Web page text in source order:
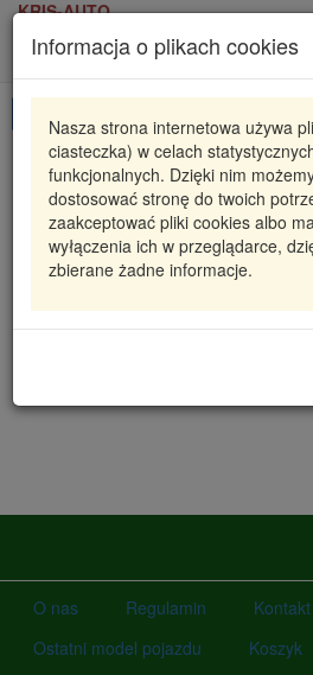
KRIS-AUTO
Informacja o plikach cookies
Nasza strona internetowa używa
ciasteczka) w celach
funkcjonalnych. Dzięki nim
dostosować stronę do twoich
zaakceptować pliki cookies albo
wyłączenia ich w przeglądarce,
zbierane żadne informacje.
Karta produktu
00.17 POLMO
00.17 PLOTŁUMIK
CYLINDRYCZNY
94,45 zł
O nas Regulamin Kontakt
Ostatni model pojazdu
Koszyk